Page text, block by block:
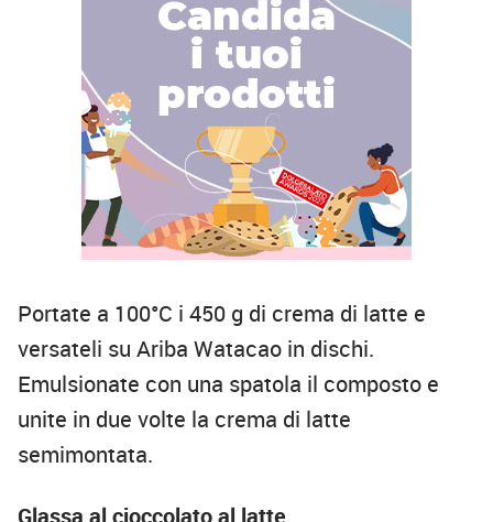
Portate a 100°C i 450 g di crema di latte e
versateli su Ariba Watacao in dischi.
Emulsionate con una spatola il composto e
unite in due volte la crema di latte
semimontata.